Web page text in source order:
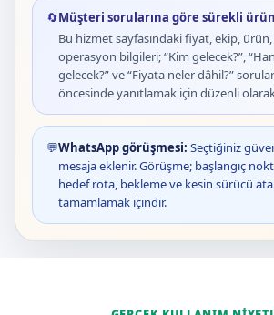
🔄Müşteri sorularına göre sürekli
Bu hizmet sayfasındaki fiyat, ekip,
operasyon bilgileri; “Kim gelecek?”,
gelecek?” ve “Fiyata neler dâhil?”
öncesinde yanıtlamak için düzenli
💬WhatsApp görüşmesi: Seçtiğiniz
mesaja eklenir. Görüşme; başlangıç
hedef rota, bekleme ve kesin sürücü
tamamlamak içindir.